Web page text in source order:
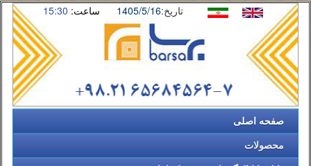
ساعت: 15:30 تاریخ:1405/5/16
صفحه اصلی
محصولات